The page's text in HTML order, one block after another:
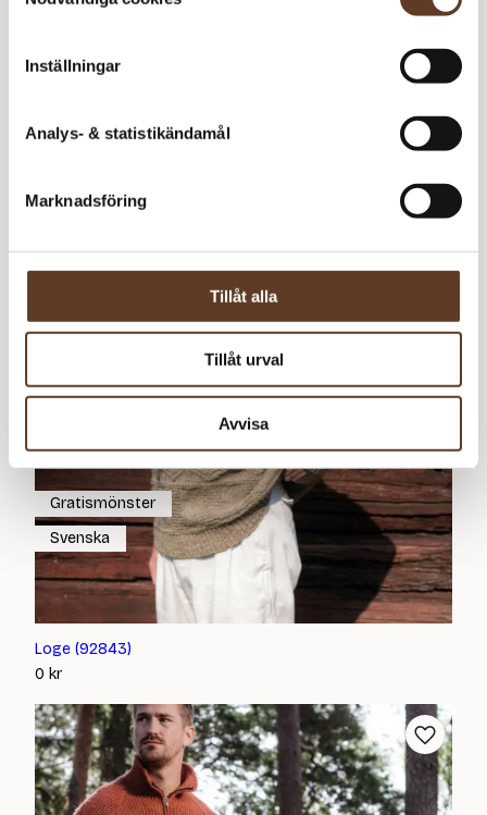
Inställningar
Analys- & statistikändamål
Marknadsföring
Tillåt alla
Tillåt urval
Avvisa
Molly
Loge (92843)
0 kr
Gratismönster
Svenska